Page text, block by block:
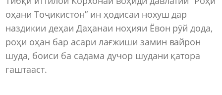
оҳани Тоҷикистон” ин ҳодисаи нохуш дар
наздикии деҳаи Даҳанаи ноҳияи Ёвон рӯй дода,
роҳи оҳан бар асари лағжиши замин вайрон
шуда, боиси ба садама дучор шудани қатора
гаштааст.